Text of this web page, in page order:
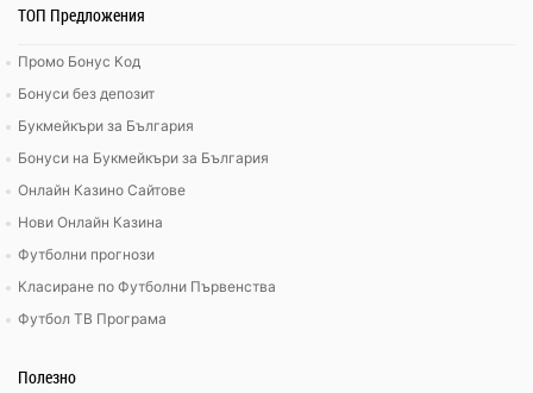
ТОП Предложения
Промо Бонус Код
Бонуси без депозит
Букмейкъри за България
Бонуси на Букмейкъри за България
Онлайн Казино Сайтове
Нови Онлайн Казина
Футболни прогнози
Класиране по Футболни Първенства
Футбол ТВ Програма
Полезно